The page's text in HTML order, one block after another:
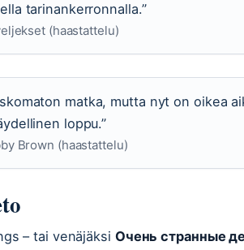
tarinankerronnalla.”
(haastattelu)
matka, mutta nyt on oikea
loppu.”
Brown (haastattelu)
– tai venäjäksi Очень странные